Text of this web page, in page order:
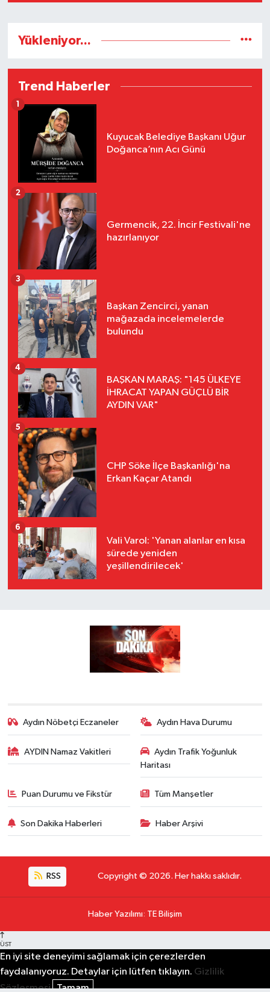
Yükleniyor...
Trend Haberler
Kuyucak Belediye Başkanı Uğur
Doğanca’nın Acı Günü
1
Germencik, 22. İncir Festivali'ne
hazırlanıyor
2
Başkan Zencirci, yanan
mağazada incelemelerde
bulundu
3
BAŞKAN MARAŞ: "145 ÜLKEYE
İHRACAT YAPAN GÜÇLÜ BİR
AYDIN VAR"
4
CHP Söke İlçe Başkanlığı'na
Erkan Kaçar Atandı
5
Vali Varol: 'Yanan alanlar en kısa
sürede yeniden
yeşillendirilecek'
6
Aydın Nöbetçi Eczaneler Aydın Hava Durumu
AYDIN Namaz Vakitleri
Aydın Trafik Yoğunluk
Haritası
Puan Durumu ve Fikstür Tüm Manşetler
Son Dakika Haberleri Haber Arşivi
RSS Copyright © 2026. Her hakkı saklıdır.
Haber Yazılımı: TE Bilişim
ÜST
En iyi site deneyimi sağlamak için çerezlerden
faydalanıyoruz. Detaylar için lütfen tıklayın. Gizlilik
Sözleşmesi Tamam